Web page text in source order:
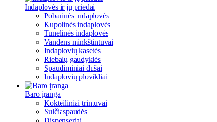
Indaplovės ir jų priedai
Pobarinės indaplovės
Kupolinės indaplovės
Tunelinės indaplovės
Vandens minkštintuvai
Indaplovių kasetės
Riebalų gaudyklės
Spaudiminiai dušai
Indaplovių plovikliai
Baro įranga
Kokteiliniai trintuvai
Sulčiaspaudės
Dispenseriai